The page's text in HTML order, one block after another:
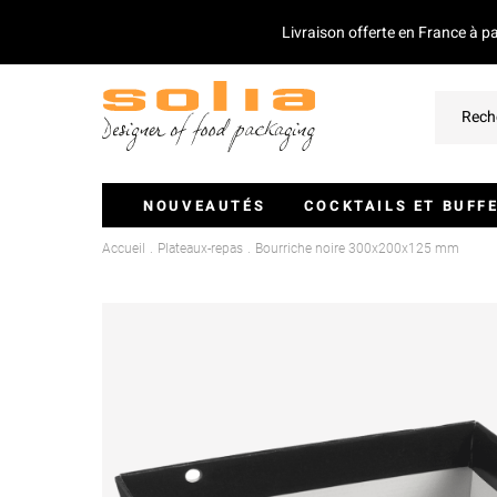
Livraison offerte en France à
NOUVEAUTÉS COCKTAILS ET
Verrines Et Monoportions
Accueil Plateaux-repas Bourriche noire 300x200x125 mm